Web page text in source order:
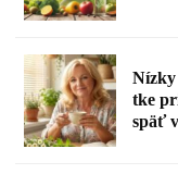
Nízky
tke
späť